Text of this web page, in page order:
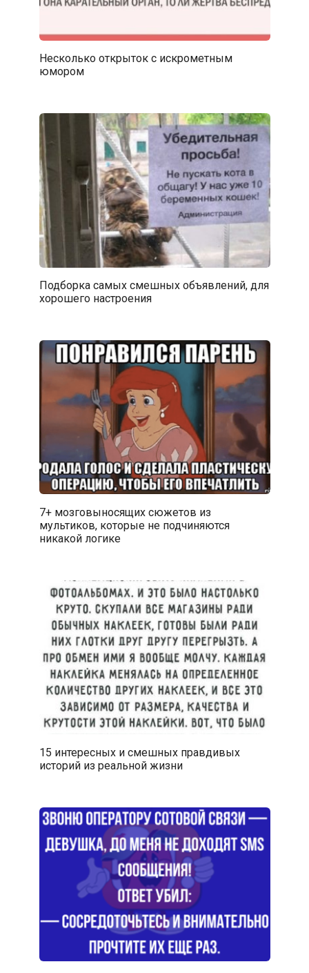
Несколько открыток с искрометным
юмором
Подборка самых смешных объявлений, для
хорошего настроения
7+ мозговыносящих сюжетов из
мультиков, которые не подчиняются
никакой логике
15 интересных и смешных правдивых
историй из реальной жизни